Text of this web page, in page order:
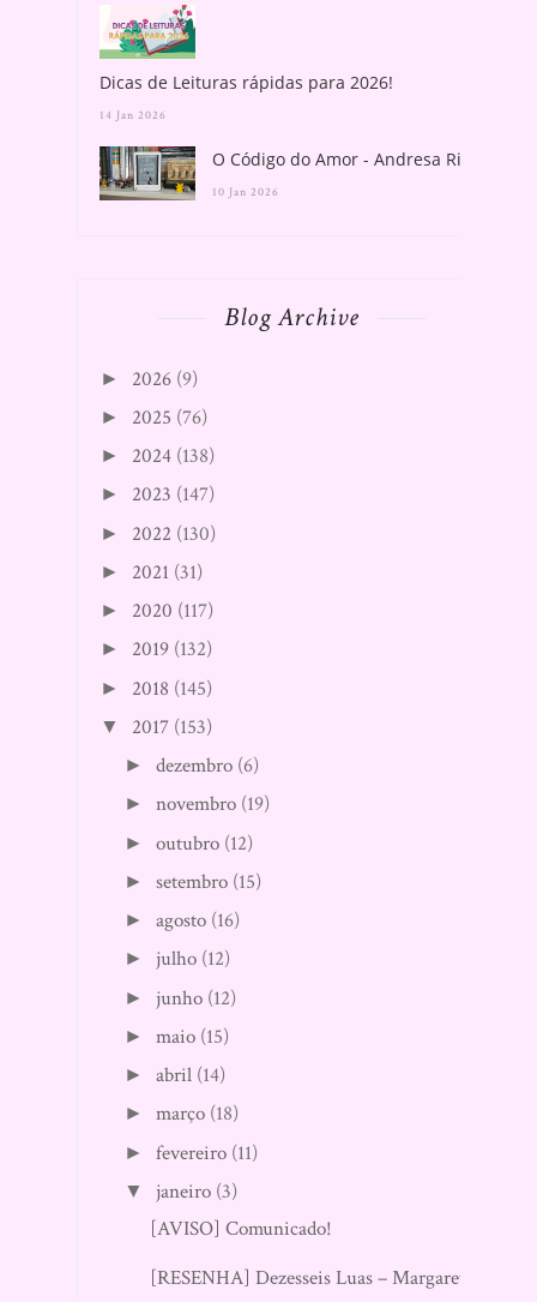
Dicas de Leituras rápidas para 2026!
14 Jan 2026
10 Jan 2026
► 2025 (76)
► 2024 (138)
► 2023 (147)
► 2022 (130)
► 2021 (31)
► 2020 (117)
► 2019 (132)
► 2018 (145)
▼ 2017 (153)
►dezembro
► novembro (19)
►outubro(12)
►setembro(15)
►agosto(16)
► julho(12)
► junho (12)
► maio(15)
►abril (14)
► março(18)
►fevereiro (11)
▼ janeiro(3)
[AVISO] Comunicado!
[RESENHA] Dezesseis Luas – Margaret
Stohl e Kami G...